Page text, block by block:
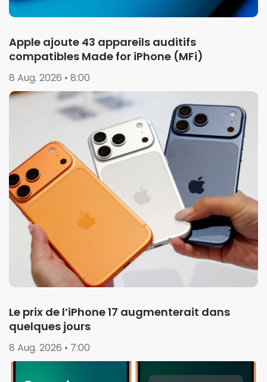
Apple ajoute 43 appareils auditifs
compatibles Made for iPhone (MFi)
8 Aug. 2026 • 8:00
Le prix de l’iPhone 17 augmenterait dans
quelques jours
8 Aug. 2026 • 7:00